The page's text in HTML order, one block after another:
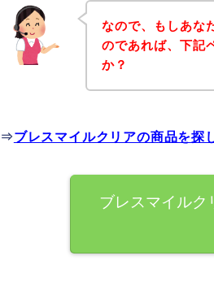
なので、もしあな
のであれば、下記
か？
⇒ブレスマイルクリアの商品を探
ブレスマイルク